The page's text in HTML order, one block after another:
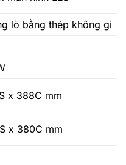
lò bằng thép không gỉ
x 388C mm
x 380C mm